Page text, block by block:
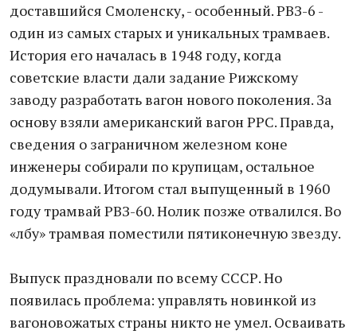
доставшийся Смоленску, - особенный. РВЗ-6 -
один из самых старых и уникальных трамваев.
История его началась в 1948 году, когда
советские власти дали задание Рижскому
заводу разработать вагон нового поколения. За
основу взяли американский вагон PPC. Правда,
сведения о заграничном железном коне
инженеры собирали по крупицам, остальное
додумывали. Итогом стал выпущенный в 1960
году трамвай РВЗ-60. Нолик позже отвалился. Во
«лбу» трамвая поместили пятиконечную звезду.
Выпуск праздновали по всему СССР. Но
появилась проблема: управлять новинкой из
вагоновожатых страны никто не умел. Осваивать